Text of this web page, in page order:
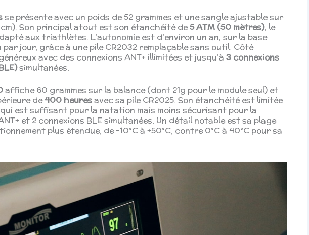
se présente avec un poids de 52 grammes et une sangle ajustable sur
Son principal atout est son étanchéité de5 ATM (50 mètres), le
aux triathlètes. L’autonomie est d’environ un an, sur la base
par jour, grâce à une pile CR2032 remplaçable sans outil. Côté
avec des connexions ANT+ illimitées et jusqu’à 3 connexions
simultanées.
affiche 60 grammes sur la balance (dont 21g pour le module seul) et
de400 heuresavec sa pile CR2025. Son étanchéité est limitée
est suffisant pour la natation mais moins sécurisant pour la
et 2 connexions BLE simultanées. Un détail notable est sa plage
plus étendue, de -10°C à +50°C, contre 0°C à 40°C pour sa